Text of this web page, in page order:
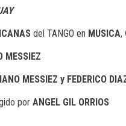
del TANGO en MUSICA,
MESSIEZ
MESSIEZ y FEDERICO
por ANGEL GIL ORRIOS